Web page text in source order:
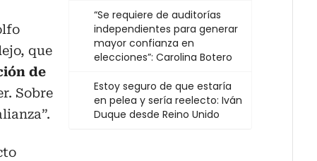
“Se requiere de auditorías
independientes para generar
mayor confianza en
elecciones”: Carolina Botero
Estoy seguro de que estaría
en pelea y sería reelecto: Iván
Duque desde Reino Unido
que
de
Sobre